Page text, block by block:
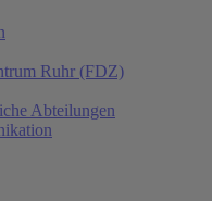
Ruhr (FDZ)
Abteilungen